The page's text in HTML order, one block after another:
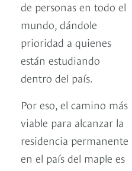
de personas en todo el
mundo, dándole
prioridad a quienes
están estudiando
dentro del país.
Por eso, el camino más
viable para alcanzar la
residencia permanente
en el país del maple es